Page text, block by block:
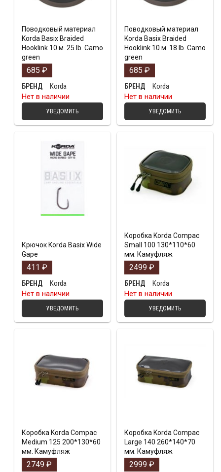
Поводковый материал
Korda Basix Braided
Hooklink 10 м. 25 lb. Camo
green
685 ₽
БРЕНД
Korda
Нет в наличии
УВЕДОМИТЬ
Поводковый материал
Korda Basix Braided
Hooklink 10 м. 18 lb. Camo
green
685 ₽
БРЕНД
Korda
Нет в наличии
УВЕДОМИТЬ
Крючок Korda Basix Wide
Gape
411 ₽
БРЕНД
Korda
Нет в наличии
УВЕДОМИТЬ
Коробка Korda Compac
Small 100 130*110*60
мм. Камуфляж
2499 ₽
БРЕНД
Korda
Нет в наличии
УВЕДОМИТЬ
Коробка Korda Compac
Medium 125 200*130*60
мм. Камуфляж
2749 ₽
Коробка Korda Compac
Large 140 260*140*70
мм. Камуфляж
2999 ₽